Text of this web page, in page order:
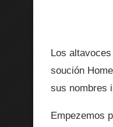
Los
soución
sus nombres
Empezemos